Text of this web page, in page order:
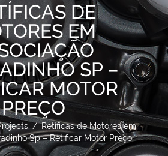
DE
EM
SP –
MOTOR
PREÇO
/ Retíficas de Motores em
Sp – Retificar Motor Preço